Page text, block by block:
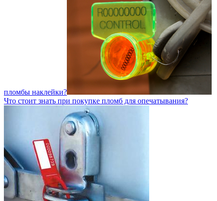
пломбы наклейки?
Что стоит знать при покупке пломб для опечатывания?